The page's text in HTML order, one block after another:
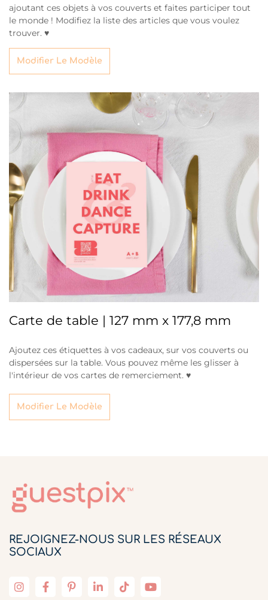
ajoutant ces objets à vos couverts et faites participer tout
le monde ! Modifiez la liste des articles que vous voulez
trouver. ♥
Modifier Le Modèle
Carte de table | 127 mm x 177,8 mm
Ajoutez ces étiquettes à vos cadeaux, sur vos couverts ou
dispersées sur la table. Vous pouvez même les glisser à
l'intérieur de vos cartes de remerciement. ♥
Modifier Le Modèle
REJOIGNEZ-NOUS SUR LES RÉSEAUX
SOCIAUX